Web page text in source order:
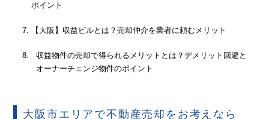
ポイント
【大阪】収益ビルとは？売却仲介を業者に頼むメリット
収益物件の売却で得られるメリットとは？デメリット回避と
オーナーチェンジ物件のポイント
大阪市エリアで不動産売却をお考えなら